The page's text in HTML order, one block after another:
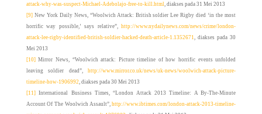
attack-why-was-suspect-Michael-Adebolajo-free-to-kill.html , diakses pada 31 Mei 2013
[9] New York Daily News, “Woolwich Attack: British soldier Lee Rigby died ‘in the most
horrific way possible,’ says relative”,http://www.nydailynews.com/news/crime/london-
attack-lee-rigby-identified-british-soldier-hacked-death-article-1.1352671
, diakses pada 30
Mei 2013
[10] Mirror News, “Woolwich attack: Picture timeline of how horrific events unfolded
leaving soldier dead”,http://www.mirror.co.uk/news/uk-news/woolwich-attack-picture-
timeline-how-1906992 , diakses pada 30 Mei 2013
[11]
International Business Times, “London Attack 2013 Timeline: A By-The-Minute
Account Of The Woolwich Assault”,http://www.ibtimes.com/london-attack-2013-timeline-